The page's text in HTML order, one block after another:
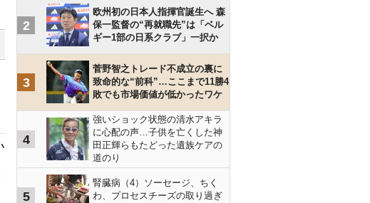
2
欧州初の日本人指揮官誕生へ 森
保一監督の“再就職先”は「ベル
ギー1部の日系クラブ」一択か
3
菅野智之トレード不成立の裏に
致命的な“前科”…ここまで11勝4
敗でも市場価値が低かったワケ
4
強いショック状態の清水アキラ
に心配の声…子供を亡くした神
田正輝らもたどった遺族ケアの
道のり
5
腎臓病（4）ソーセージ、ちく
わ、プロセスチーズの取り過ぎ